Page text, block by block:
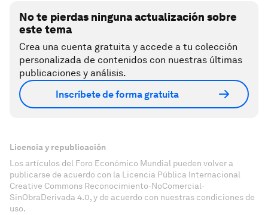
No te pierdas ninguna actualización sobre
este tema
Crea una cuenta gratuita y accede a tu colección
personalizada de contenidos con nuestras últimas
publicaciones y análisis.
Inscríbete de forma gratuita
Licencia y republicación
Los artículos del Foro Económico Mundial pueden volver a
publicarse de acuerdo con la Licencia Pública Internacional
Creative Commons Reconocimiento-NoComercial-
SinObraDerivada 4.0, y de acuerdo con nuestras condiciones de
uso.